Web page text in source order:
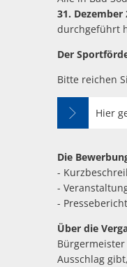
31. Dezember
durchgeführt
Der
Bitte reichen
Hier
Die
-
-
-
Über die
Ausschlag